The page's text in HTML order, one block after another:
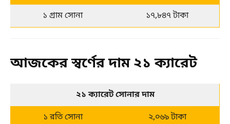
১ গ্রাম সোনা
১৭,৮৪৭ টাকা
আজকের স্বর্ণের দাম ২১ ক্যারেট
২১ ক্যারেট সোনার দাম
১ রতি সোনা
২,০৬৯ টাকা